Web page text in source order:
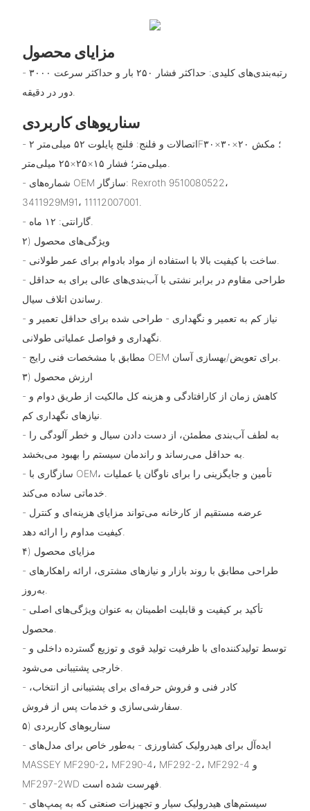
مزایای محصول
- رتبه‌بندی‌های کلیدی: حداکثر فشار ۲۵۰ بار و حداکثر سرعت ۳۰۰۰
دور در دقیقه.
سناریوهای کاربردی
- اتصالات و فلنج: فلنج پایلوت ۵۲ میلی‌متر ۲F؛ مکش ۲۰×۳۰×۳۰
- شماره‌های OEM سازگار: Rexroth 9510080522،
3411929M91، 11112007001.
- گارانتی: ۱۲ ماه.
۲) ویژگی‌های محصول
- طراحی مقاوم در برابر نشتی با آب‌بندی‌های عالی برای به حداقل
- نیاز کم به تعمیر و نگهداری - طراحی شده برای حداقل تعمیر و
۳) ارزش محصول
- کاهش زمان از کارافتادگی و هزینه کل مالکیت از طریق دوام و
- به لطف آب‌بندی مطمئن، از دست دادن سیال و خطر آلودگی را
- سازگاری با OEM، تأمین و جایگزینی را برای ناوگان یا عملیات
- عرضه مستقیم از کارخانه می‌تواند مزایای هزینه‌ای و کنترل
کیفیت مداوم را ارائه دهد.
۴) مزایای محصول
- طراحی مطابق با روند بازار و نیازهای مشتری، ارائه راهکارهای
- تأکید بر کیفیت و قابلیت اطمینان به عنوان ویژگی‌های اصلی
- توسط تولیدکننده‌ای با ظرفیت تولید قوی و توزیع گسترده داخلی و
- کادر فنی و فروش حرفه‌ای برای پشتیبانی از انتخاب،
۵) سناریوهای کاربردی
- ایده‌آل برای هیدرولیک کشاورزی - به‌طور خاص برای مدل‌های
MASSEY MF290-2، MF290-4، MF292-2، MF292-4 و
- سیستم‌های هیدرولیک سیار و تجهیزات صنعتی که به پمپ‌های